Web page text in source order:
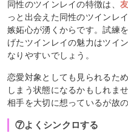
同性のツインレイの特徴は、
っと出会えた同性のツインレ
嫉妬心が湧くからです。試練
げたツインレイの魅力はツイ
なりやすいでしょう。
恋愛対象としても見られるた
しまう状態になるかもしれま
相手を大切に想っているが故
⑦よくシンクロする